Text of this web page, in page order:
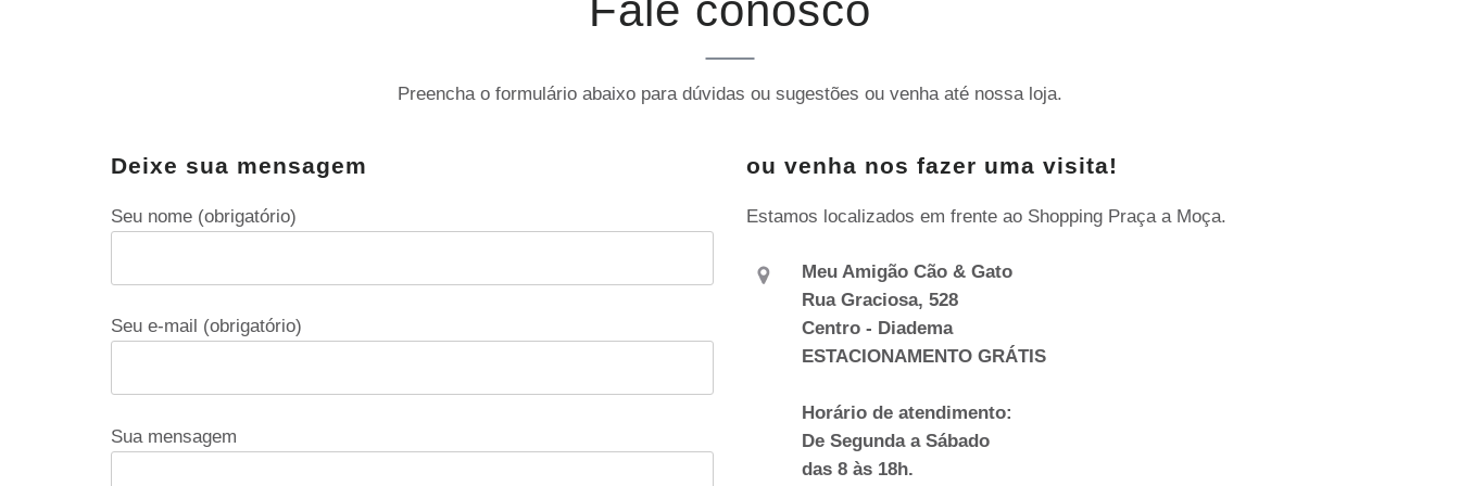
Fale conosco
Preencha o formulário abaixo para dúvidas ou sugestões ou venha até nossa loja.
Deixe sua mensagem
Seu nome (obrigatório)
Seu e-mail (obrigatório)
Sua mensagem
ou venha nos fazer uma visita!
Estamos localizados em frente ao Shopping Praça a Moça.
Meu Amigão Cão & Gato
Rua Graciosa, 528
Centro - Diadema
ESTACIONAMENTO GRÁTIS
Horário de atendimento:
De Segunda a Sábado
das 8 às 18h.